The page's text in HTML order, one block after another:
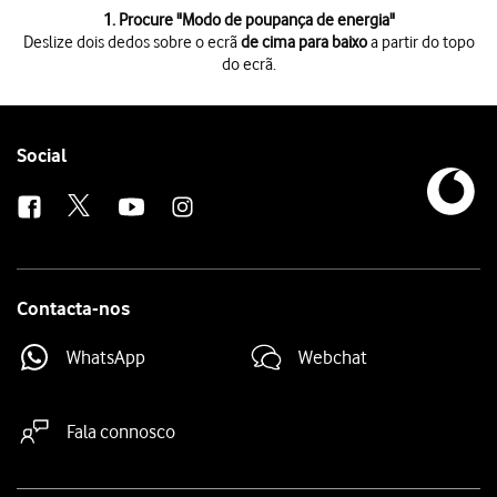
1. Procure "Modo de poupança de energia"
Deslize dois dedos sobre o ecrãde cima para baixoa partir do topo
do ecrã.
Primao ícone de definições.
PrimaModo de poupança de energia
para ativar
Prima
a tecla de início para terminar e voltar ao ecrã inicial.
Follow
Social
Contacta-nos
WhatsApp Webchat
Fala connosco